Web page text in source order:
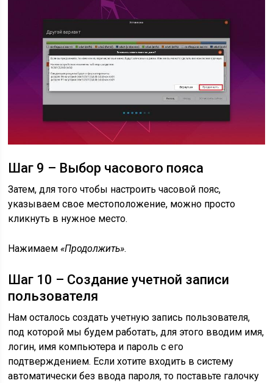
Шаг 9 – Выбор часового пояса
Затем, для того чтобы настроить часовой пояс,
указываем свое местоположение, можно просто
кликнуть в нужное место.
Нажимаем«Продолжить».
Шаг 10 – Создание учетной записи
пользователя
Нам осталось создать учетную запись пользователя,
под которой мы будем работать, для этого вводим имя,
логин, имя компьютера и пароль с его
подтверждением. Если хотите входить в систему
автоматически без ввода пароля, то поставьте галочку